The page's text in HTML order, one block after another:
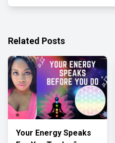
Related Posts
Your Energy Speaks